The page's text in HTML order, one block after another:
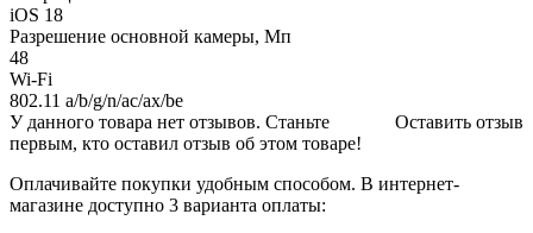
iOS 18
Разрешение основной камеры, Мп
48
Wi-Fi
802.11 a/b/g/n/ac/ax/be
Оставить отзыв
У данного товара нет отзывов. Станьте
первым, кто оставил отзыв об этом товаре!
Оплачивайте покупки удобным способом. В интернет-
магазине доступно 3 варианта оплаты: